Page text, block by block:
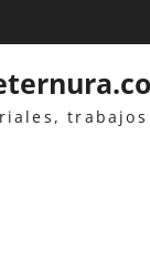
trabajos